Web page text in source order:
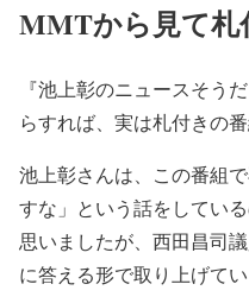
MMTから見て札
『池上彰のニュースそう
らすれば、実は札付きの番
池上彰さんは、この番組
すな」という話をしてい
思いましたが、西田昌司
に答える形で取り上げてい